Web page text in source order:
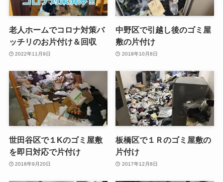
老人ホームでコロナ対策バ
ッチリのお片付け＆回収
2022年11月9日
中野区で引越し後のゴミ屋
敷の片付け
2018年10月8日
世田谷区で１Kのゴミ屋敷
を即日対応で片付け
2018年9月20日
板橋区で１Ｒのゴミ屋敷の
片付け
2017年12月8日